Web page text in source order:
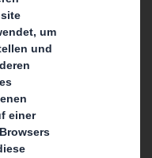
uns
uns